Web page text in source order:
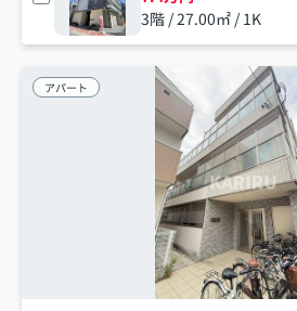
3階 / 27.00㎡ / 1K
アパート